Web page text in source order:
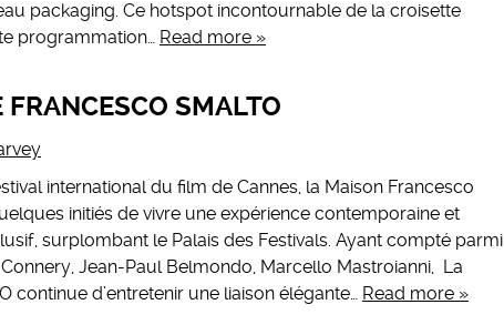
packaging. Ce hotspot incontournable de la croisette
programmation… Read more »
FRANCESCO SMALTO
international du film de Cannes, la Maison Francesco
initiés de vivre une expérience contemporaine et
surplombant le Palais des Festivals. Ayant compté parmi
Jean-Paul Belmondo, Marcello Mastroianni, La
continue d’entretenir une liaison élégante… Read more »